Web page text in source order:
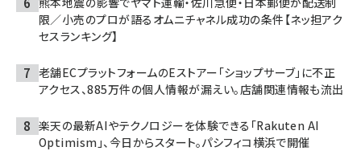
限／小売のプロが語るオムニチャネル成功の条件【ネッ担アク
セスランキング】
老舗ECプラットフォームのEストアー「ショップサーブ」に不正
アクセス、885万件の個人情報が漏えい。店舗関連情報も流出
楽天の最新AIやテクノロジーを体験できる「Rakuten AI
Optimism」、今日からスタート。パシフィコ横浜で開催